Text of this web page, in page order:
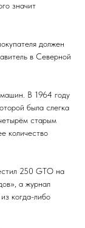
значит
должен
в Северной
В 1964 году
была слегка
старым
количество
250 GTO на
а журнал
когда-либо